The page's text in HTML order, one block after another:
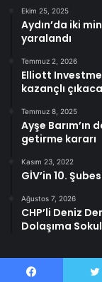
Ekim 25, 2025
Aydın’da iki
yaralandı
Temmuz 2, 2026
Elliott
kazançlı
Temmuz 8, 2025
Ayşe Barım’ın
getirme kararı
Kasım 23, 2022
GİV’in 10.
Ağustos 7, 2026
CHP’li Deniz
Dolaşıma